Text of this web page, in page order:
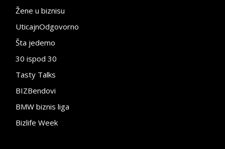
Žene u biznisu
UticajnOdgovorno
Šta jedemo
30 ispod 30
Tasty Talks
BIZBendovi
BMW biznis liga
Bizlife Week